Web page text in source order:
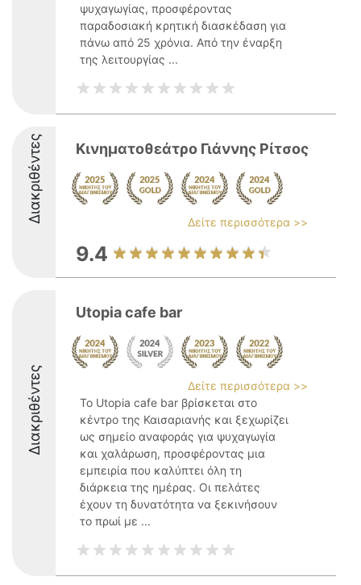
ψυχαγωγίας, προσφέροντας
παραδοσιακή κρητική διασκέδαση για
πάνω από 25 χρόνια. Από την έναρξη
της λειτουργίας ...
Διακριθέντες Κινηματοθεάτρο Γιάννης Ρίτσος
Δείτε περισσότερα >>
9.4
Διακριθέντες
Utopia cafe bar
Δείτε περισσότερα >>
Το Utopia cafe bar βρίσκεται στο
κέντρο της Καισαριανής και ξεχωρίζει
ως σημείο αναφοράς για ψυχαγωγία
και χαλάρωση, προσφέροντας μια
εμπειρία που καλύπτει όλη τη
διάρκεια της ημέρας. Οι πελάτες
έχουν τη δυνατότητα να ξεκινήσουν
το πρωί με ...